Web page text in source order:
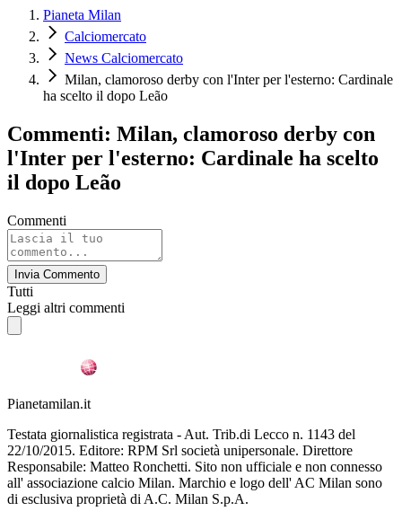
Pianeta Milan
Calciomercato
News Calciomercato
Milan, clamoroso derby con l'Inter per l'esterno: Cardinale
ha scelto il dopo Leão
Commenti: Milan, clamoroso derby con
l'Inter per l'esterno: Cardinale ha scelto
il dopo Leão
Commenti
Invia Commento
Tutti
Leggi altri commenti
Pianetamilan.it
Testata giornalistica registrata - Aut. Trib.di Lecco n. 1143 del
22/10/2015. Editore: RPM Srl società unipersonale. Direttore
Responsabile: Matteo Ronchetti. Sito non ufficiale e non connesso
all' associazione calcio Milan. Marchio e logo dell' AC Milan sono
di esclusiva proprietà di A.C. Milan S.p.A.